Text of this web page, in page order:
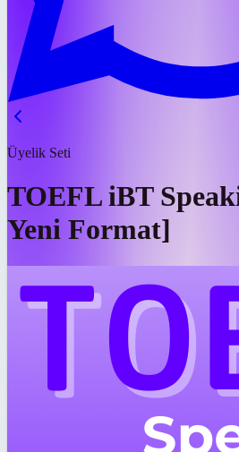
Üyelik Seti
TOEFL iBT
Yeni Format]